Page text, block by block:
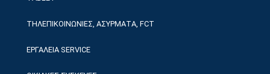
ΤΗΛΕΠΙΚΟΙΝΩΝΙΕΣ, ΑΣΥΡΜΑΤΑ, FCT
ΕΡΓΑΛΕΙΑ SERVICE